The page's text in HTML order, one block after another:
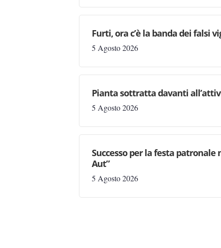
Furti, ora c’è la banda dei falsi
5 Agosto 2026
Pianta sottratta davanti
5 Agosto 2026
Successo per la festa
Aut”
5 Agosto 2026